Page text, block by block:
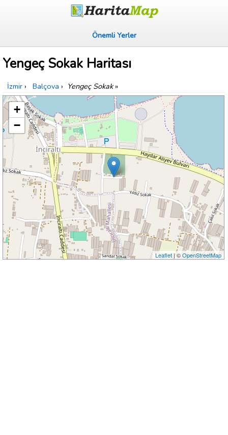
Önemli Yerler
Yengeç Sokak Haritası
İzmir › Balçova › Yengeç Sokak»
+
−
Leaflet| ©OpenStreetMap